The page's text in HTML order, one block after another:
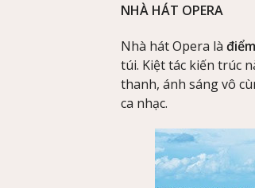
NHÀ HÁT OPERA
Nhà hát Opera là
túi. Kiệt tác kiến trúc
thanh, ánh sáng vô
ca nhạc.